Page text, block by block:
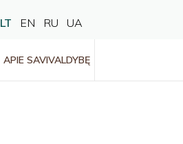
LT EN RU UA
APIE SAVIVALDYBĘ